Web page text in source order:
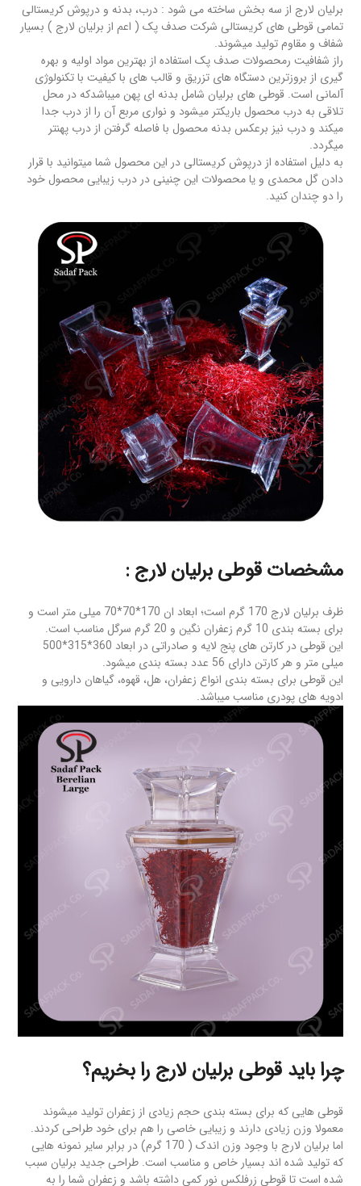
برلیان لارج از سه بخش ساخته می شود : درب، بدنه و درپوش کریستالی
تمامی قوطی های کریستالی شرکت صدف پک ( اعم از برلیان لارج ) بسیار
شفاف و مقاوم تولید میشوند.
راز شفافیت رمحصولات صدف پک استفاده از بهترین مواد اولیه و بهره
گیری از بروزترین دستگاه های تزریق و قالب های با کیفیت با تکنولوژی
آلمانی است. قوطی های برلیان شامل بدنه ای پهن میباشدکه در محل
تلاقی به درب محصول باریکتر میشود و نواری مربع آن را از درب جدا
میکند و درب نیز برعکس بدنه محصول با فاصله گرفتن از درب پهنتر
میگردد.
به دلیل استفاده از درپوش کریستالی در این محصول شما میتوانید با قرار
دادن گل محمدی و یا محصولات این چنینی در درب زیبایی محصول خود
را دو چندان کنید.
مشخصات قوطی برلیان لارج :
ظرف برلیان لارج 170 گرم است؛ ابعاد ان 170*70*70 میلی متر است و
برای بسته بندی 10 گرم زعفران نگین و 20 گرم سرگل مناسب است.
این قوطی در کارتن های پنج لایه و صادراتی در ابعاد 360*315*500
میلی متر و هر کارتن دارای 56 عدد بسته بندی میشود.
این قوطی برای بسته بندی انواع زعفران، هل، قهوه، گیاهان دارویی و
ادویه های پودری مناسب میباشد.
چرا باید قوطی برلیان لارج را بخریم؟
قوطی هایی که برای بسته بندی حجم زیادی از زعفران تولید میشوند
معمولا وزن زیادی دارند و زیبایی خاصی را هم برای خود طراحی کردند.
اما برلیان لارج با وجود وزن اندک ( 170 گرم) در برابر سایر نمونه هایی
که تولید شده اند بسیار خاص و مناسب است. طراحی جدید برلیان سبب
شده است تا قوطی زرفلکس نور کمی داشته باشد و زعفران شما را به